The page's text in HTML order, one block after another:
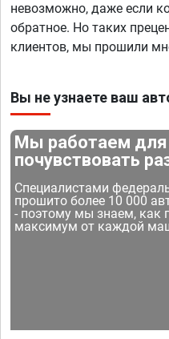
невозможно, даже если
обратное. Но таких
клиентов, мы прошили
Вы не узнаете ваш
Мы работаем
почувствовать
Специалистами
прошито более 10 000
- поэтому мы знаем, как
максимум от каждой